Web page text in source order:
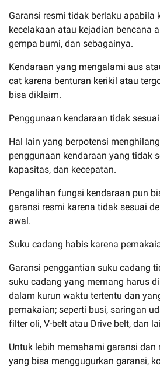
Garansi resmi tidak berlaku apabila
kecelakaan atau kejadian bencana
gempa bumi, dan sebagainya.
Kendaraan yang mengalami aus
cat karena benturan kerikil atau
bisa diklaim.
Penggunaan kendaraan tidak
Hal lain yang berpotensi
penggunaan kendaraan yang tidak
kapasitas, dan kecepatan.
Pengalihan fungsi kendaraan pun
garansi resmi karena tidak sesuai
awal.
Suku cadang habis karena
Garansi penggantian suku cadang
suku cadang yang memang harus
dalam kurun waktu tertentu dan
pemakaian; seperti busi, saringan
filter oli, V-belt atau Drive belt, dan
Untuk lebih memahami garansi dan
yang bisa menggugurkan garansi,